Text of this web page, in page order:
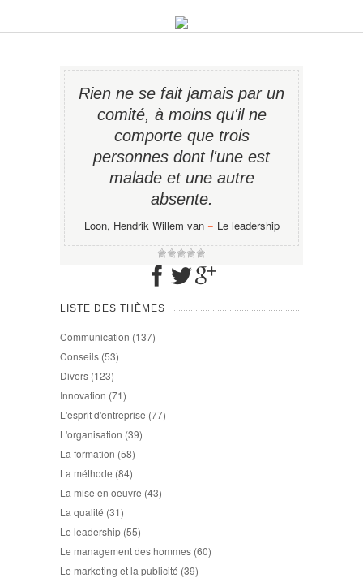
Rien ne se fait jamais par un
comité, à moins qu'il ne
comporte que trois
personnes dont l'une est
malade et une autre
absente.
Loon, Hendrik Willem van− Le leadership
LISTE DES THÈMES
Communication (137)
Conseils (53)
Divers (123)
Innovation (71)
L'esprit d'entreprise (77)
L'organisation (39)
La formation (58)
La méthode (84)
La mise en oeuvre (43)
La qualité (31)
Le leadership (55)
Le management des hommes (60)
Le marketing et la publicité (39)